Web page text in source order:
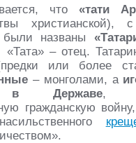
что «тати
христианской),
были названы
– отец.
или более
– монголами, а
в Державе,
гражданскую